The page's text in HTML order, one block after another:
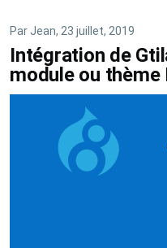
sous
thème
Drupal
9
Par Jean, 23 juillet, 2019
Intégration de
module ou thème